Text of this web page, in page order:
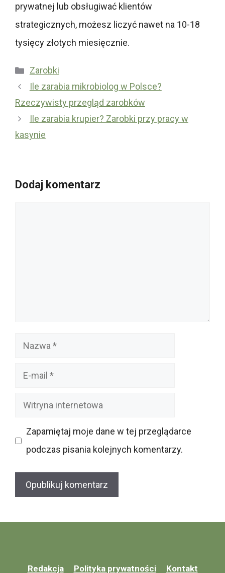
prywatnej lub obsługiwać klientów
strategicznych, możesz liczyć nawet na 10-18
tysięcy złotych miesięcznie.
Kategorie
Zarobki
Ile zarabia mikrobiolog w Polsce?
Rzeczywisty przegląd zarobków
Ile zarabia krupier? Zarobki przy pracy w
kasynie
Dodaj komentarz
Nazwa
Witryna
Zapamiętaj moje dane w tej przeglądarce
podczas pisania kolejnych komentarzy.
Redakcja Polityka prywatności Kontakt